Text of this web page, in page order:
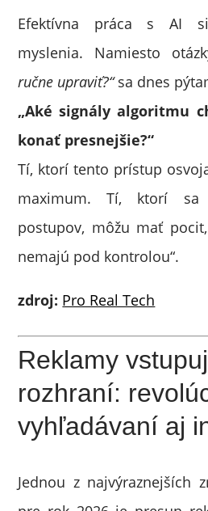
Efektívna práca s AI
myslenia. Namiesto
ručne upraviť?“sa dnes
„Aké signály algoritmu
konať presnejšie?“
Tí, ktorí tento prístup
maximum. Tí, ktorí sa
postupov, môžu mať
nemajú pod kontrolou“.
zdroj: Pro Real Tech
Reklamy
rozhraní:
vyhľadávaní aj
Jednou z najvýraznejších